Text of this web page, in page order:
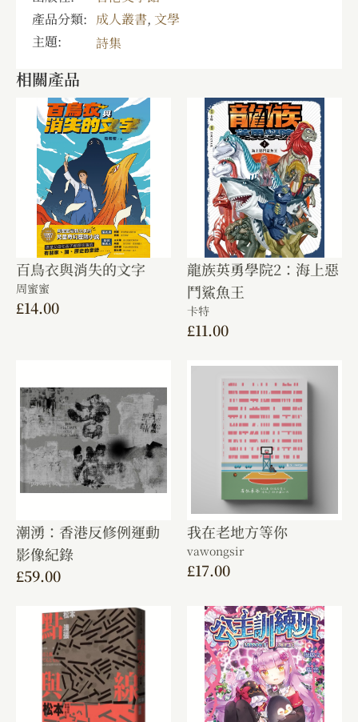
產品分類: 成人叢書, 文學
主題:
詩集
相關產品
百鳥衣與消失的文字
周蜜蜜
£14.00
龍族英勇學院2：海上惡
鬥鯊魚王
卡特
£11.00
潮湧：香港反修例運動
影像紀錄
£59.00
我在老地方等你
vawongsir
£17.00